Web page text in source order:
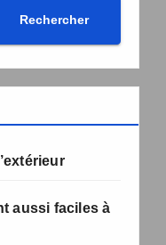
Rechercher
aussi faciles à